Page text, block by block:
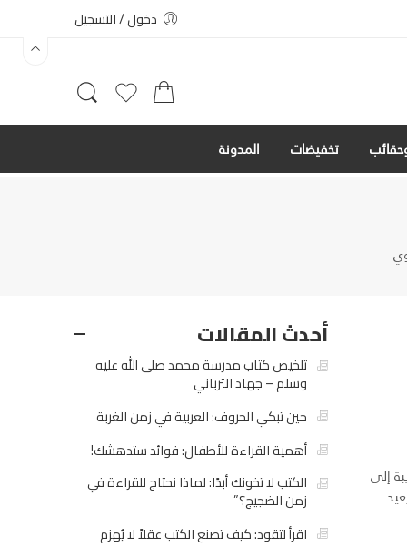
دخول / التسجيل
تخفيضات المدونة
إلى
أحدث المقالات
تلخيص كتاب مدرسة محمد صلى الله عليه
وسلم – جهاد الترباني
حين تبكي الحروف: العربية في زمن الغربة
أهمية القراءة للأطفال: فوائد ستدهشك!
الكتب لا تخونك أبدًا: لماذا نحتاج للقراءة في
زمن الضجيج؟”
اقرأ لتقود: كيف تصنع الكتب عقلاً لا يُهزم